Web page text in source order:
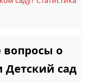
вопросы о
Детский сад